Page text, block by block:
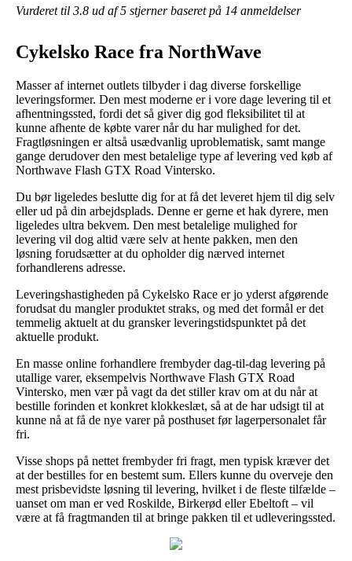
Vurderet til 3.8 ud af 5 stjerner baseret på 14 anmeldelser
Cykelsko Race fra NorthWave
Masser af internet outlets tilbyder i dag diverse forskellige
leveringsformer. Den mest moderne er i vore dage levering til et
afhentningssted, fordi det så giver dig god fleksibilitet til at
kunne afhente de købte varer når du har mulighed for det.
Fragtløsningen er altså usædvanlig uproblematisk, samt mange
gange derudover den mest betalelige type af levering ved køb af
Northwave Flash GTX Road Vintersko.
Du bør ligeledes beslutte dig for at få det leveret hjem til dig selv
eller ud på din arbejdsplads. Denne er gerne et hak dyrere, men
ligeledes ultra bekvem. Den mest betalelige mulighed for
levering vil dog altid være selv at hente pakken, men den
løsning forudsætter at du opholder dig nærved internet
forhandlerens adresse.
Leveringshastigheden på Cykelsko Race er jo yderst afgørende
forudsat du mangler produktet straks, og med det formål er det
temmelig aktuelt at du gransker leveringstidspunktet på det
aktuelle produkt.
En masse online forhandlere frembyder dag-til-dag levering på
utallige varer, eksempelvis Northwave Flash GTX Road
Vintersko, men vær på vagt da det stiller krav om at du når at
bestille forinden et konkret klokkeslæt, så at de har udsigt til at
kunne nå at få de nye varer på posthuset før lagerpersonalet får
fri.
Visse shops på nettet frembyder fri fragt, men typisk kræver det
at der bestilles for en bestemt sum. Ellers kunne du overveje den
mest prisbevidste løsning til levering, hvilket i de fleste tilfælde –
uanset om man er ved Roskilde, Birkerød eller Ebeltoft – vil
være at få fragtmanden til at bringe pakken til et udleveringssted.